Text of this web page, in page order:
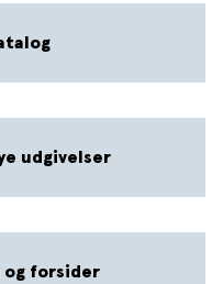
udgivelser
forsider